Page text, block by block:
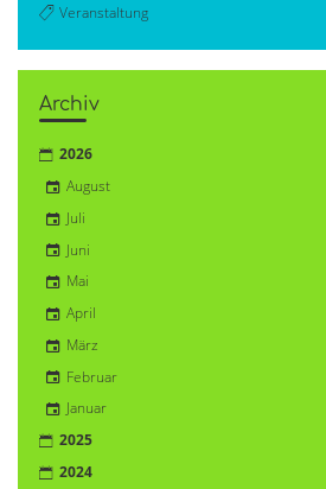
Veranstaltung
Archiv
2026
August
Juli
Juni
Mai
April
März
Februar
Januar
2025
2024